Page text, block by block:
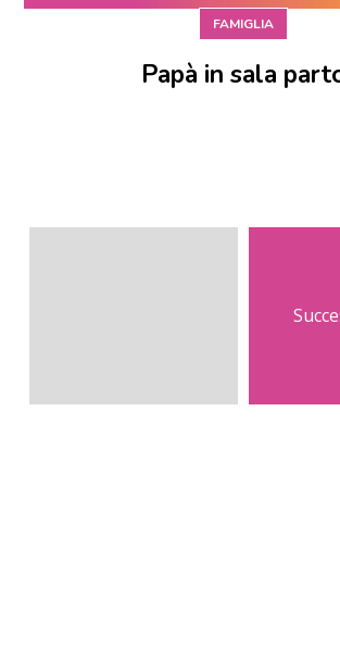
FAMIGLIA
Papà in sala